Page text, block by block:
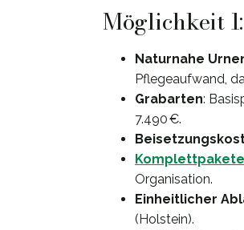
Möglichkeit
Naturnahe
Pflegeaufwand,
Grabarten:
7.490 €.
Komplettpakete
Organisation.
Einheitlicher
(Holstein).